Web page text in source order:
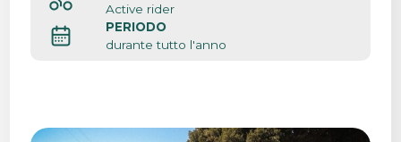
Active rider
PERIODO
durante tutto l'anno